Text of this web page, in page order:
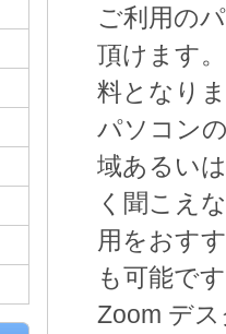
ご利用の
頂けます
料となり
パソコン
域あるい
く聞こえ
用をおす
も可能で
Zoom デ